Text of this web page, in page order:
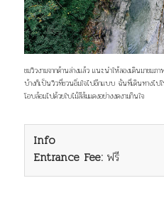
ชมวิวงามจากด้านล่างแล้ว แนะนำให้ลองเดินมาชม
บ้างก็เป็นวิวที่ชวนอิ่มใจไปอีกแบบ ฉันที่เดินทางไป
โอบล้อมไปด้วยใบไม้สีส้มแดงอย่างงดงามกินใจ
Info
Entrance Fee:ฟรี